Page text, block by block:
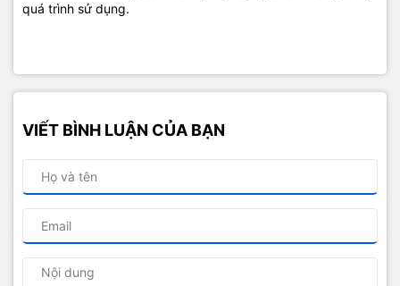
quá trình sử dụng.
VIẾT BÌNH LUẬN CỦA BẠN